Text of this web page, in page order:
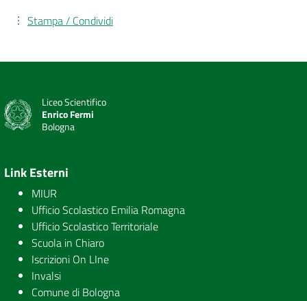
Stampa / Condividi
Liceo Scientifico
Enrico Fermi
Bologna
Link Esterni
MIUR
Ufficio Scolastico Emilia Romagna
Ufficio Scolastico Territoriale
Scuola in Chiaro
Iscrizioni On LIne
Invalsi
Comune di Bologna